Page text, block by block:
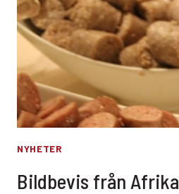
NYHETER
Bildbevis från Afrika